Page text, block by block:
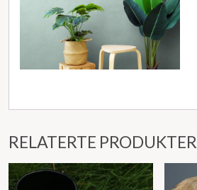
RELATERTE PRODUKTER